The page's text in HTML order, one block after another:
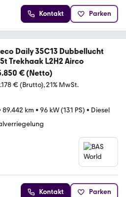
Kontakt Parken
Daily 35C13 Dubbellucht
Trekhaak L2H2 Airco
€ (Netto)
€ (Brutto) 21% MwSt.
89.442 km • 96 kW (131 PS) • Diesel
Kontakt Parken